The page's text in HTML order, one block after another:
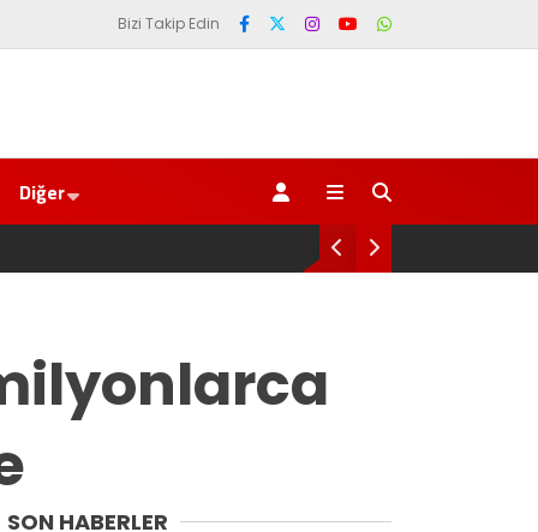
Bizi Takip Edin
Diğer
Yeni Parti İktidar Yolculuğuna
SON HABERLER